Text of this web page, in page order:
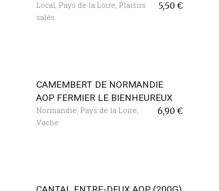
5,50 €
Local Pays de la Loire Plaisirs
salés
CAMEMBERT DE NORMANDIE
AOP FERMIER LE BIENHEUREUX
6,90 €
Normandie Pays de la Loire
Vache